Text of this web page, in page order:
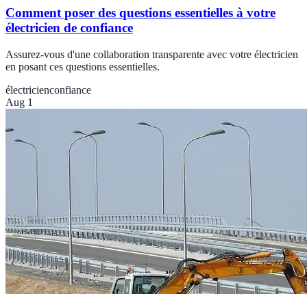
Comment poser des questions essentielles à votre
électricien de confiance
Assurez-vous d'une collaboration transparente avec votre électricien
en posant ces questions essentielles.
électricienconfiance
Aug 1